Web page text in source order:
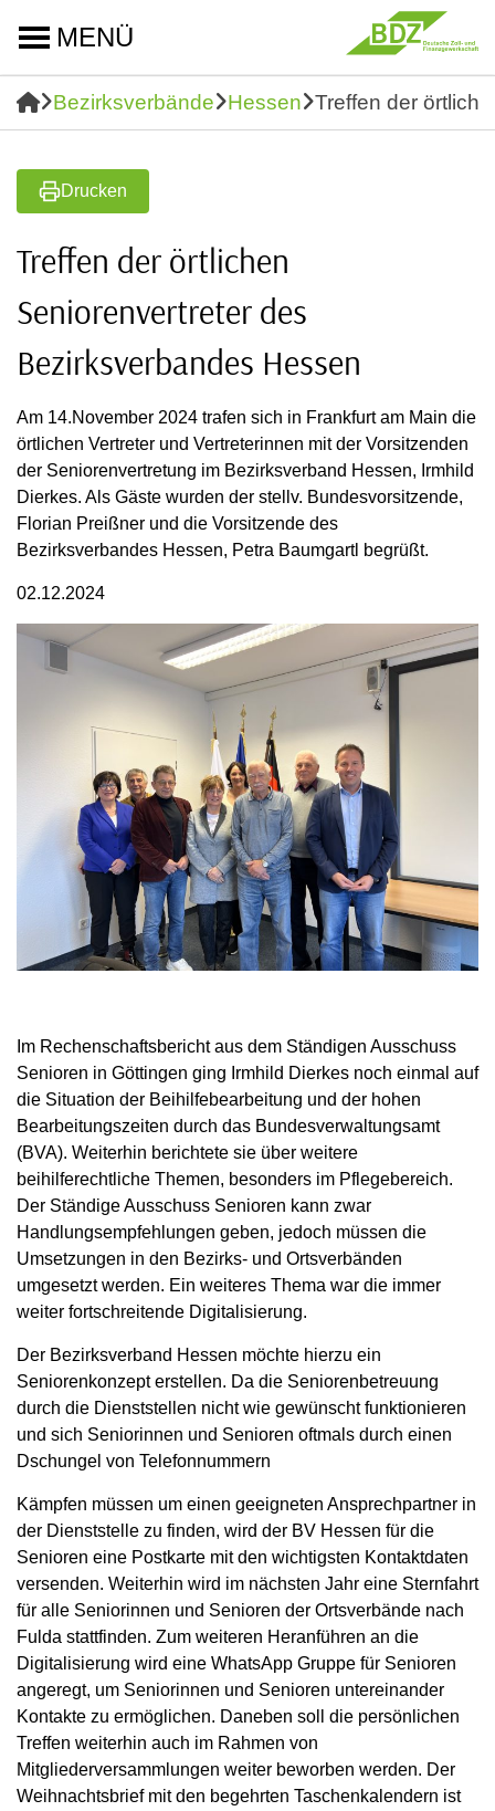
MENÜ
Bezirksverbände Hessen Treffen der
Drucken
Treffen der örtlichen
Seniorenvertreter des
Bezirksverbandes Hessen
Am 14.November 2024 trafen sich in Frankfurt am Main die
örtlichen Vertreter und Vertreterinnen mit der Vorsitzenden
der Seniorenvertretung im Bezirksverband Hessen, Irmhild
Dierkes. Als Gäste wurden der stellv. Bundesvorsitzende,
Florian Preißner und die Vorsitzende des
Bezirksverbandes Hessen, Petra Baumgartl begrüßt.
02.12.2024
Im Rechenschaftsbericht aus dem Ständigen Ausschuss
Senioren in Göttingen ging Irmhild Dierkes noch einmal auf
die Situation der Beihilfebearbeitung und der hohen
Bearbeitungszeiten durch das Bundesverwaltungsamt
(BVA). Weiterhin berichtete sie über weitere
beihilferechtliche Themen, besonders im Pflegebereich.
Der Ständige Ausschuss Senioren kann zwar
Handlungsempfehlungen geben, jedoch müssen die
Umsetzungen in den Bezirks- und Ortsverbänden
umgesetzt werden. Ein weiteres Thema war die immer
weiter fortschreitende Digitalisierung.
Der Bezirksverband Hessen möchte hierzu ein
Seniorenkonzept erstellen. Da die Seniorenbetreuung
durch die Dienststellen nicht wie gewünscht funktionieren
und sich Seniorinnen und Senioren oftmals durch einen
Dschungel von Telefonnummern
Kämpfen müssen um einen geeigneten Ansprechpartner in
der Dienststelle zu finden, wird der BV Hessen für die
Senioren eine Postkarte mit den wichtigsten Kontaktdaten
versenden. Weiterhin wird im nächsten Jahr eine Sternfahrt
für alle Seniorinnen und Senioren der Ortsverbände nach
Fulda stattfinden. Zum weiteren Heranführen an die
Digitalisierung wird eine WhatsApp Gruppe für Senioren
angeregt, um Seniorinnen und Senioren untereinander
Kontakte zu ermöglichen. Daneben soll die persönlichen
Treffen weiterhin auch im Rahmen von
Mitgliederversammlungen weiter beworben werden. Der
Weihnachtsbrief mit den begehrten Taschenkalendern ist